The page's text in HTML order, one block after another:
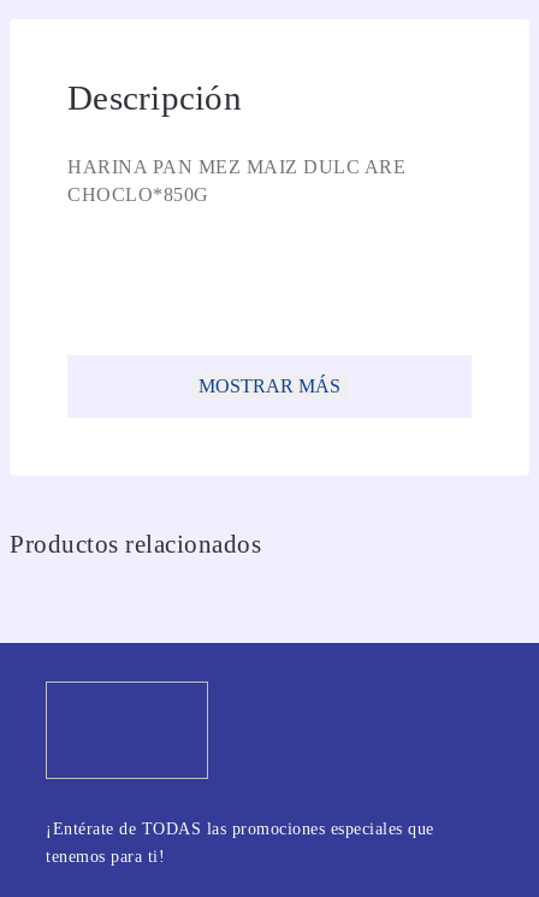
Descripción
HARINA PAN MEZ MAIZ DULC ARE
CHOCLO*850G
MOSTRAR MÁS
Productos relacionados
¡Entérate de TODAS las promociones especiales que
tenemos para ti!